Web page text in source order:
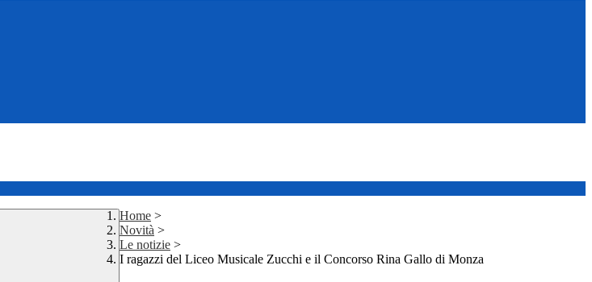
Home >
Novità >
Le notizie >
I ragazzi del Liceo Musicale Zucchi e il Concorso Rina Gallo di Monza